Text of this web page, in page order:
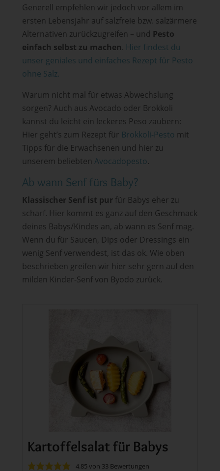
Generell empfehlen wir jedoch vor allem im
ersten Lebensjahr auf salzfreie bzw. salzärmere
Alternativen zurückzugreifen – und Pesto
einfach selbst zu machen. Hier findest du
unser geniales und einfaches Rezept für Pesto
ohne Salz.
Warum nicht mal für etwas Abwechslung
sorgen? Auch aus Avocado oder Brokkoli
kannst du leicht ein leckeres Peso zaubern:
Hier geht’s zum Rezept für Brokkoli-Pesto mit
Tipps für die Erwachsenen und hier zu
unserem beliebten Avocadopesto.
Ab wann Senf fürs Baby?
Klassischer Senf ist purfür Babys eher zu
scharf. Hier kommt es ganz auf den Geschmack
deines Babys/Kindes an, ab wann es Senf mag.
Wenn du für Saucen, Dips oder Dressings ein
wenig Senf verwendest, ist das ok. Wie oben
beschrieben greifen wir hier sehr gern auf den
milden Kinder-Senf von Byodo zurück.
Kartoffelsalat für Babys
4.85von 33Bewertungen